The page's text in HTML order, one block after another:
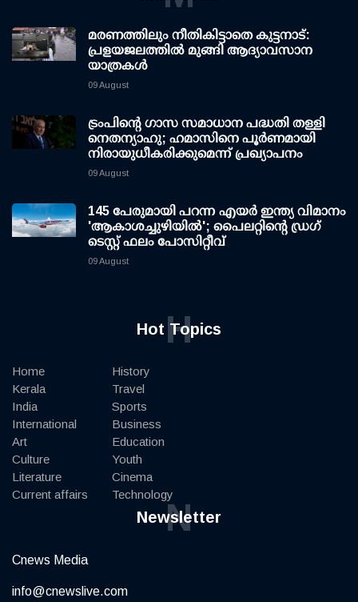
മരണത്തിലും നീതികിട്ടാതെ കുട്ടനാട്:
പ്രളയജലത്തില്‍ മുങ്ങി ആദ്യാവസാന
യാത്രകള്‍
09 August
ട്രംപിന്റെ ഗാസ സമാധാന പദ്ധതി തള്ളി
നെതന്യാഹു; ഹമാസിനെ പൂര്‍ണമായി
നിരായുധീകരിക്കുമെന്ന് പ്രഖ്യാപനം
09 August
145 പേരുമായി പറന്ന എയര്‍ ഇന്ത്യ വിമാനം
'ആകാശച്ചുഴിയില്‍'; പൈലറ്റിന്റെ ഡ്രഗ്
ടെസ്റ്റ് ഫലം പോസിറ്റീവ്
09 August
Hot Topics
H
Home
Kerala
India
International
Art
Culture
Literature
Current affairs
History
Travel
Sports
Business
Education
Youth
Cinema
Technology
Newsletter
N
Cnews Media
info@cnewslive.com